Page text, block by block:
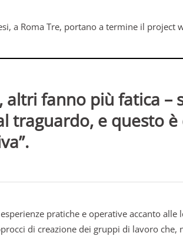
a Roma Tre, portano a termine il project
altri fanno più fatica –
traguardo, e questo
pratiche e operative accanto alle
di creazione dei gruppi di lavoro che,